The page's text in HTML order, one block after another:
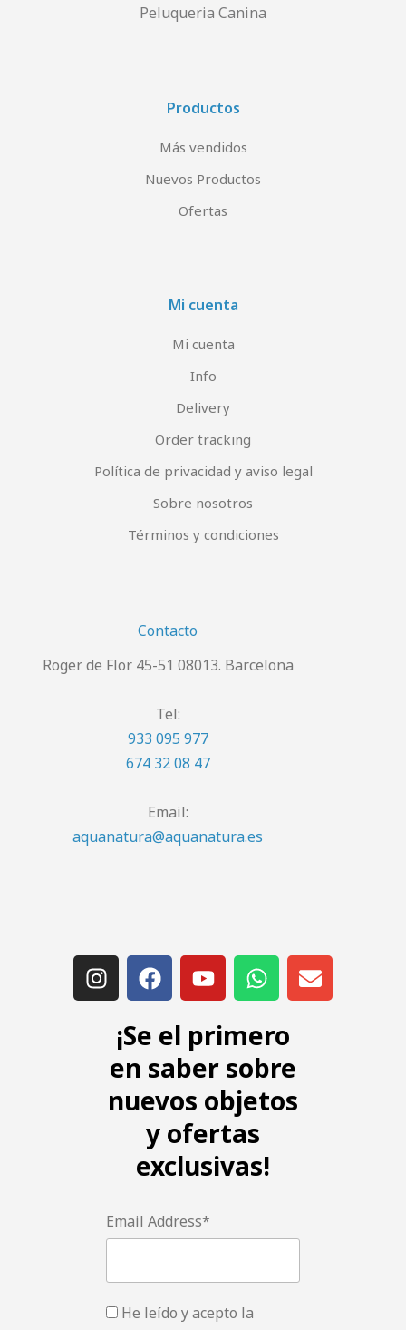
Peluqueria Canina
Productos
Más vendidos
Nuevos Productos
Ofertas
Mi cuenta
Mi cuenta
Info
Delivery
Order tracking
Política de privacidad y aviso legal
Sobre nosotros
Términos y condiciones
Contacto
Roger de Flor 45-51 08013. Barcelona
Tel:
933 095 977
674 32 08 47
Email:
aquanatura@aquanatura.es
¡Se el primero
en saber sobre
nuevos objetos
y ofertas
exclusivas!
Email Address*
He leído y acepto la